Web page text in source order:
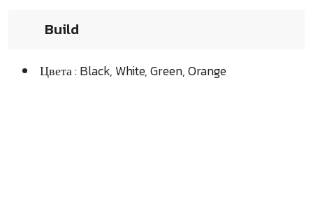
Build
Цвета : Black, White, Green, Orange